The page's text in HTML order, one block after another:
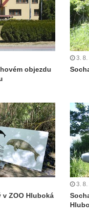
objezdu
3. 8.
v ZOO Hluboká
3. 8.